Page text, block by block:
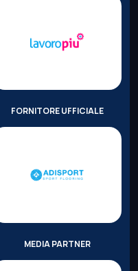
FORNITORE UFFICIALE
MEDIA PARTNER